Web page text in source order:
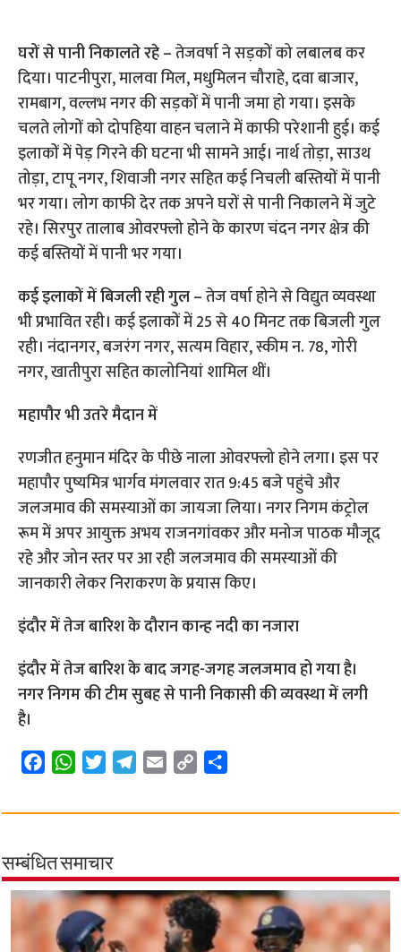
घरों से पानी निकालते रहे –तेजवर्षा ने सड़कों को लबालब कर
दिया। पाटनीपुरा, मालवा मिल, मधुमिलन चौराहे, दवा बाजार,
रामबाग, वल्लभ नगर की सड़कों में पानी जमा हो गया। इसके
चलते लोगों को दोपहिया वाहन चलाने में काफी परेशानी हुई। कई
इलाकों में पेड़ गिरने की घटना भी सामने आई। नार्थ तोड़ा, साउथ
तोड़ा, टापू नगर, शिवाजी नगर सहित कई निचली बस्तियों में पानी
भर गया। लोग काफी देर तक अपने घरों से पानी निकालने में जुटे
रहे। सिरपुर तालाब ओवरफ्लो होने के कारण चंदन नगर क्षेत्र की
कई बस्तियों में पानी भर गया।
कई इलाकों में बिजली रही गुल –तेज वर्षा होने से विद्युत व्यवस्था
भी प्रभावित रही। कई इलाकों में 25 से 40 मिनट तक बिजली गुल
रही। नंदानगर, बजरंग नगर, सत्यम विहार, स्कीम न. 78, गोरी
नगर, खातीपुरा सहित कालोनियां शामिल थीं।
महापौर भी उतरे मैदान में
रणजीत हनुमान मंदिर के पीछे नाला ओवरफ्लो होने लगा। इस पर
महापौर पुष्यमित्र भार्गव मंगलवार रात 9:45 बजे पहुंचे और
जलजमाव की समस्याओं का जायजा लिया। नगर निगम कंट्रोल
रूम में अपर आयुक्त अभय राजनगांवकर और मनोज पाठक मौजूद
रहे और जोन स्तर पर आ रही जलजमाव की समस्याओं की
जानकारी लेकर निराकरण के प्रयास किए।
इंदौर में तेज बारिश के दौरान कान्ह नदी का नजारा
इंदौर में तेज बारिश के बाद जगह-जगह जलजमाव हो गया है।
नगर निगम की टीम सुबह से पानी निकासी की व्यवस्था में लगी
है।
c
b
o
o
W
a
s
A
p
p
i
t
e
r
l
r
a
m
a
p
i
n
k
a
सम्बंधित समाचार